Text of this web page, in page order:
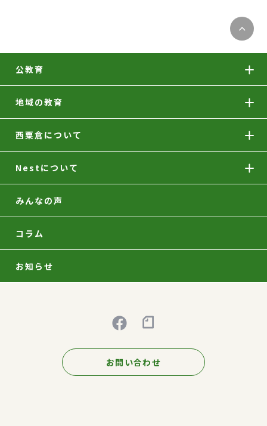
公教育
地域の教育
西粟倉について
Nestについて
みんなの声
コラム
お知らせ
お問い合わせ